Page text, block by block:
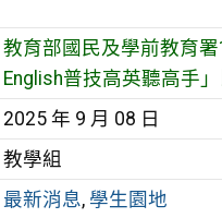
教育部國民及學前教育署
English普技高英聽高手
2025 年 9 月 08 日
教學組
最新消息, 學生園地